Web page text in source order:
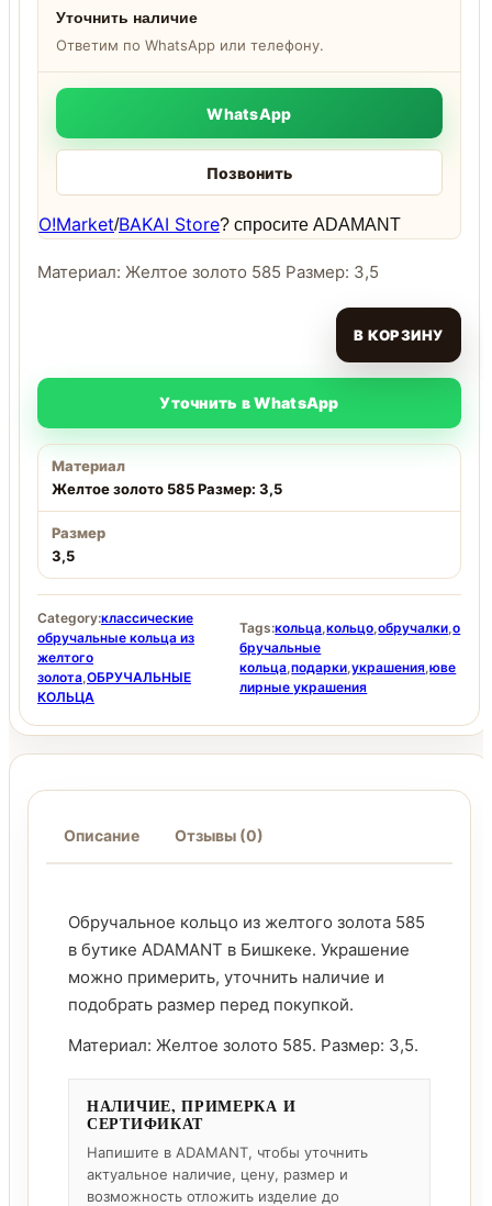
Уточнить наличие
Ответим по WhatsApp или телефону.
WhatsApp
Позвонить
O!Market/BAKAI Store? спросите ADAMANT
Материал: Желтое золото 585 Размер: 3,5
В КОРЗИНУ
Уточнить в WhatsApp
Материал
Желтое золото 585 Размер: 3,5
Размер
3,5
Category:классические
обручальные кольца из
желтого
золота,ОБРУЧАЛЬНЫЕ
КОЛЬЦА
Tags:кольца,кольцо,обручалки,о
бручальные
кольца,подарки,украшения,юве
лирные украшения
Описание Отзывы (0)
Обручальное кольцо из желтого золота 585
в бутике ADAMANT в Бишкеке. Украшение
можно примерить, уточнить наличие и
подобрать размер перед покупкой.
Материал: Желтое золото 585. Размер: 3,5.
НАЛИЧИЕ, ПРИМЕРКА И
СЕРТИФИКАТ
Напишите в ADAMANT, чтобы уточнить
актуальное наличие, цену, размер и
возможность отложить изделие до